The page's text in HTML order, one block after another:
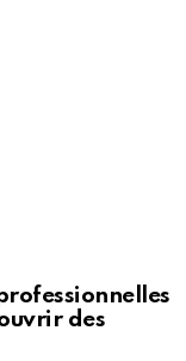
des